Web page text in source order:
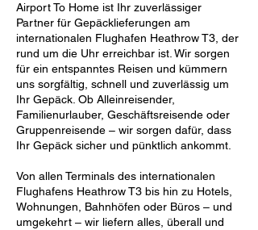
Airport To Home ist Ihr zuverlässiger
Partner für Gepäcklieferungen am
internationalen Flughafen Heathrow T3, der
rund um die Uhr erreichbar ist. Wir sorgen
für ein entspanntes Reisen und kümmern
uns sorgfältig, schnell und zuverlässig um
Ihr Gepäck. Ob Alleinreisender,
Familienurlauber, Geschäftsreisende oder
Gruppenreisende – wir sorgen dafür, dass
Ihr Gepäck sicher und pünktlich ankommt.
Von allen Terminals des internationalen
Flughafens Heathrow T3 bis hin zu Hotels,
Wohnungen, Bahnhöfen oder Büros – und
umgekehrt – wir liefern alles, überall und